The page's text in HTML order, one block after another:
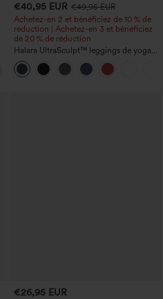
+3
€40,95 EUR €49,95 EUR
Achetez-en 2 et bénéficiez de 10 % de
réduction | Achetez-en 3 et bénéficiez
de 20 % de réduction
Halara UltraSculpt™ leggings de yoga
taille haute, coupe évasée, effet froncé
rehausseur de fesses, gainant et
sculptant le ventre, avec poches
€26,95 EUR